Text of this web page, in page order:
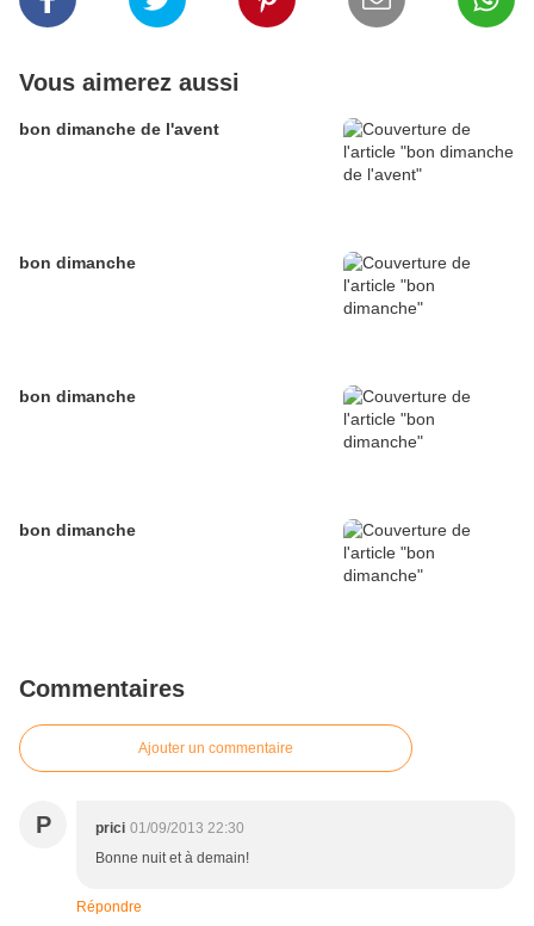
Vous aimerez aussi
bon dimanche de l'avent
bon dimanche
bon dimanche
bon dimanche
Commentaires
Ajouter un commentaire
P prici 01/09/2013 22:30
Bonne nuit et à demain!
Répondre